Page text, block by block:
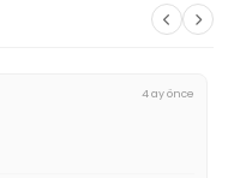
4 ay önce